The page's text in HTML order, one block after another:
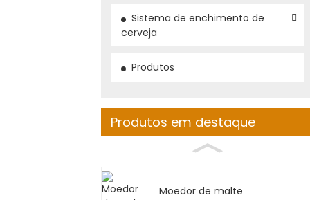
Sistema de enchimento de
cerveja
Produtos
Produtos em destaque
Moedor de malte